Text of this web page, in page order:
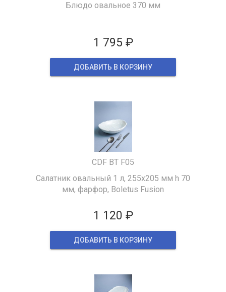
Блюдо овальное 370 мм
1 795 ₽
ДОБАВИТЬ В КОРЗИНУ
CDF BT F05
Салатник овальный 1 л, 255х205 мм h 70
мм, фарфор, Boletus Fusion
1 120 ₽
ДОБАВИТЬ В КОРЗИНУ